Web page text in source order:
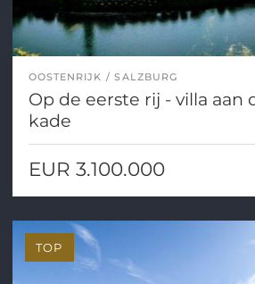
OOSTENRIJK SALZBURG
Op de eerste rij - villa aan
kade
EUR 3.100.000
TOP